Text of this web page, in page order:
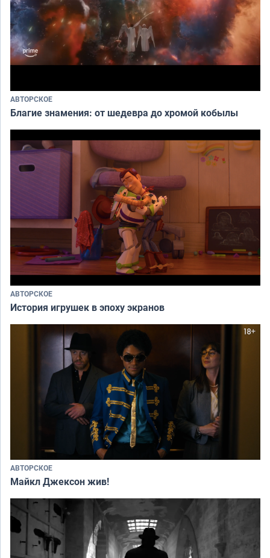
АВТОРСКОЕ
Благие знамения: от шедевра до хромой кобылы
АВТОРСКОЕ
История игрушек в эпоху экранов
АВТОРСКОЕ
Майкл Джексон жив!